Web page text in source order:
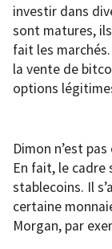
investir dans
sont matures, ils
fait les marchés.
la vente de
options
Dimon n’est
En fait, le
stablecoins. Il
certaine
Morgan, par